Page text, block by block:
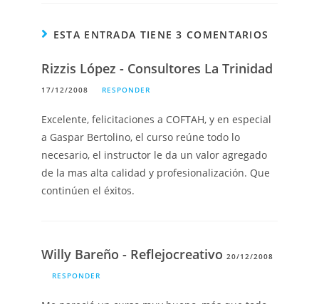
ESTA ENTRADA TIENE 3 COMENTARIOS
Rizzis López - Consultores La Trinidad
17/12/2008 RESPONDER
Excelente, felicitaciones a COFTAH, y en especial
a Gaspar Bertolino, el curso reúne todo lo
necesario, el instructor le da un valor agregado
de la mas alta calidad y profesionalización. Que
continúen el éxitos.
Willy Bareño - Reflejocreativo20/12/2008
RESPONDER